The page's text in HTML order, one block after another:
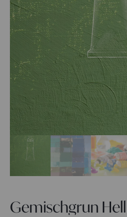
Gemischgrun Hell